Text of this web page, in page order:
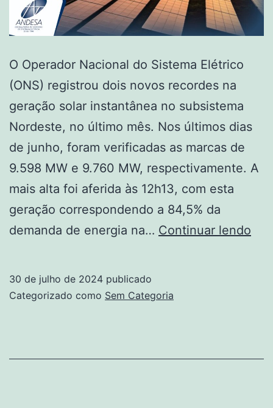
O Operador Nacional do Sistema Elétrico
(ONS) registrou dois novos recordes na
geração solar instantânea no subsistema
Nordeste, no último mês. Nos últimos dias
de junho, foram verificadas as marcas de
9.598 MW e 9.760 MW, respectivamente. A
mais alta foi aferida às 12h13, com esta
geração correspondendo a 84,5% da
demanda de energia na… Continuar lendo
30 de julho de 2024 publicado
Categorizado como Sem Categoria